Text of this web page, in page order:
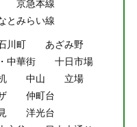
京急本線
とみらい線
川町
あざみ野
中華街
十日市場
中山
立場
仲町台
洋光台